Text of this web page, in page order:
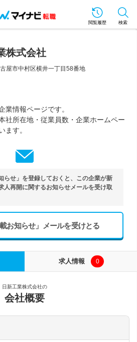
閲覧履歴 検索
株式会社
屋市中村区横井一丁目58番地
業情報ページです。
社所在地・従業員数・企業ホームペー
ます。
らせ」を登録しておくと、この企業が新
人再開に関するお知らせメールを受け取
お知らせ」メールを受けとる
求人情報 0
日新工業株式会社の
会社概要